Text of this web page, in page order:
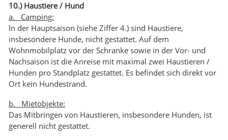
10.) Haustiere / Hund
a. Camping:
In der Hauptsaison (siehe Ziffer 4.) sind Haustiere,
insbesondere Hunde, nicht gestattet. Auf dem
Wohnmobilplatz vor der Schranke sowie in der Vor- und
Nachsaison ist die Anreise mit maximal zwei Haustieren /
Hunden pro Standplatz gestattet. Es befindet sich direkt vor
Ort kein Hundestrand.
b. Mietobjekte:
Das Mitbringen von Haustieren, insbesondere Hunden, ist
generell nicht gestattet.